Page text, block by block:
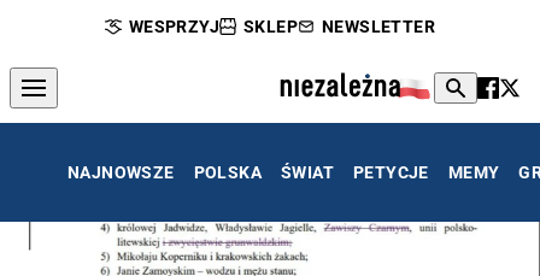
WESPRZYJ SKLEP NEWSLETTER
NAJNOWSZE POLSKA ŚWIAT PETYCJE MEMY